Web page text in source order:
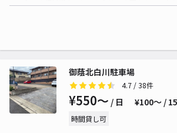
御蔭北白川駐車場
4.7 / 38件
¥550〜 / 日 ¥100〜 /
時間貸し可